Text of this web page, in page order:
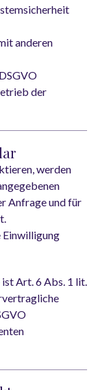
anderen
der
werden
Anfrage und für
Einwilligung
Art. 6 Abs. 1 lit.